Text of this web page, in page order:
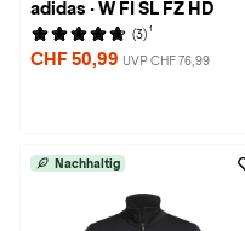
adidas · W FI SL FZ HD
(3) 1
CHF 50,99 UVP CHF 76,99
Nachhaltig